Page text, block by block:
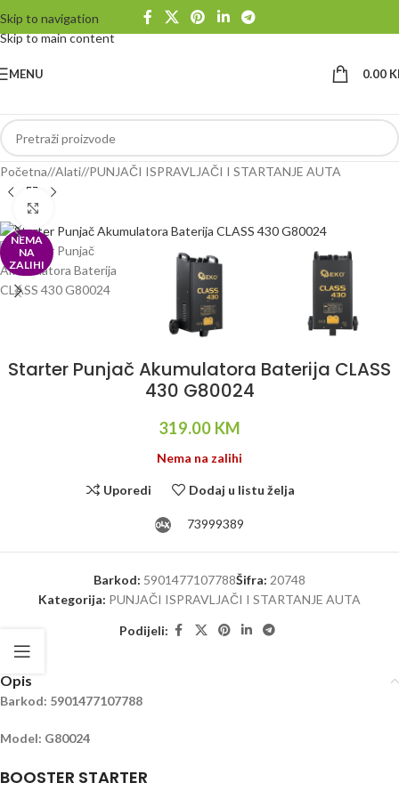
Skip to navigation
Skip to main content
MENU 0.00
Početna/ Alati/ PUNJAČI ISPRAVLJAČI I STARTANJE AUTA
NEMA
NA
ZALIHI
Starter Punjač Akumulatora Baterija CLASS
430 G80024
319.00 KM
Nema na zalihi
Uporedi Dodaj u listu želja
73999389
Barkod: 5901477107788Šifra: 20748
Kategorija: PUNJAČI ISPRAVLJAČI I STARTANJE AUTA
Podijeli:
Opis
Barkod: 5901477107788
Model: G80024
BOOSTER STARTER